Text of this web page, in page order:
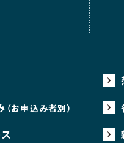
（お申込み者別）